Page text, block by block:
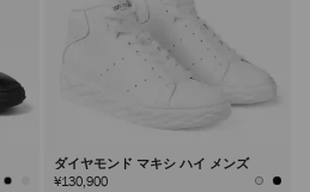
ダイヤモンド マキシ ハイ メンズ
¥130,900